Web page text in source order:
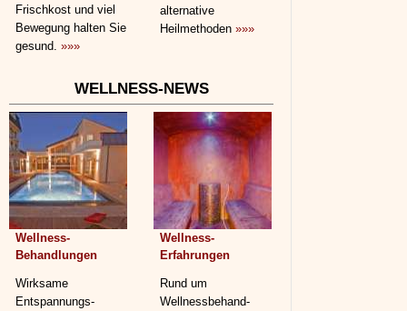
Frischkost und viel
Bewegung halten Sie
gesund. »»»
alternative
Heilmethoden »»»
WELLNESS-NEWS
Wellness-
Behandlungen
Wirksame
Entspannungs­
Wellness-
Erfahrungen
Rund um
Wellnessbehand­